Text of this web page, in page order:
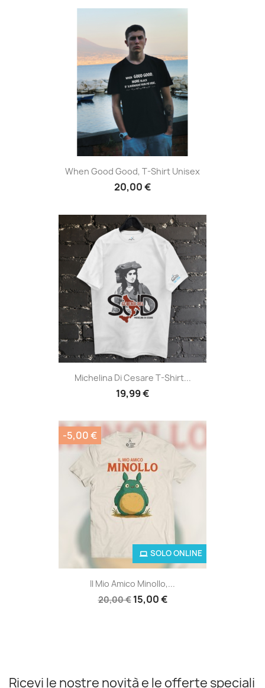
When Good Good, T-Shirt Unisex
20,00 €
Michelina Di Cesare T-Shirt...
19,99 €
Il Mio Amico Minollo,...
20,00 € 15,00 €
SOLO ONLINE
-5,00 €
Ricevi le nostre novità e le offerte speciali